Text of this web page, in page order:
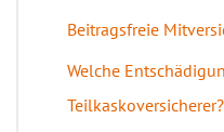
Beitragsfreie
Welche
Teilkaskoversicherer?